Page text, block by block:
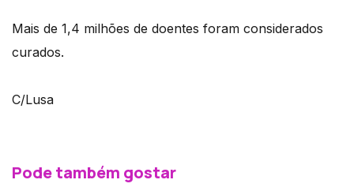
Mais de 1,4 milhões de doentes foram considerados
curados.
C/Lusa
Pode também gostar